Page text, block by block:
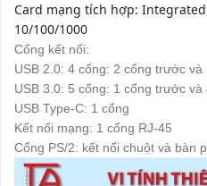
Card mạng tích hợp:
10/100/1000
Cổng kết nối:
USB 2.0: 4 cổng: 2 cổng trước và
USB 3.0: 5 cổng: 1 cổng trước và
USB Type-C: 1 cổng
Kết nối mạng: 1 cổng RJ-45
Cổng PS/2: kết nối chuột và bàn